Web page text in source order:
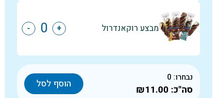
מבצע רוקאנדרול +
-
נבחרו: 0
סה"כ: ₪11.00 הוסף לסל